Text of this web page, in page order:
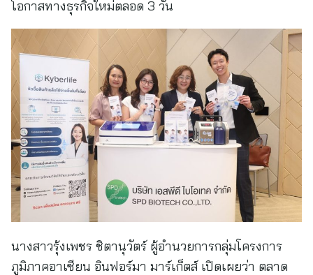
โอกาสทางธุรกิจใหม่ตลอด 3 วัน
นางสาวรุ้งเพชร ชิตานุวัตร์ ผู้อำนวยการกลุ่มโครงการ
ภูมิภาคอาเซียน อินฟอร์มา มาร์เก็ตส์ เปิดเผยว่า ตลาด